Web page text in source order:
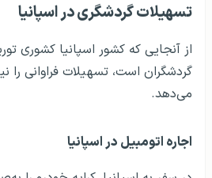
تسهیلات گردشگری در اسپانیا
از آنجایی که کشور اسپانیا کشوری
گردشگران است، تسهیلات فراوانی را
می‌دهد.
اجاره اتومبیل در اسپانیا